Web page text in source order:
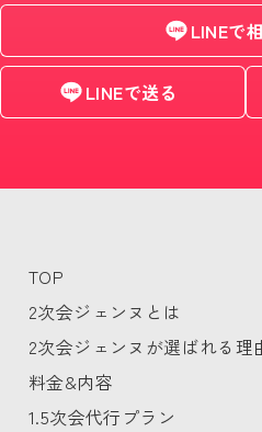
LINEで
LINEで送る
TOP
2次会ジェンヌとは
2次会ジェンヌが選ばれる理
料金&内容
1.5次会代行プラン